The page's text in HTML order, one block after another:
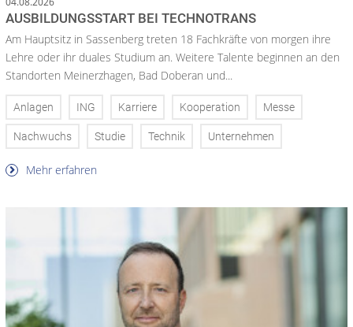
AUSBILDUNGSSTART BEI TECHNOTRANS
Am Hauptsitz in Sassenberg treten 18 Fachkräfte von morgen ihre
Lehre oder ihr duales Studium an. Weitere Talente beginnen an den
Standorten Meinerzhagen, Bad Doberan und...
Anlagen ING Karriere Kooperation Messe
Nachwuchs Studie Technik Unternehmen
Mehr erfahren